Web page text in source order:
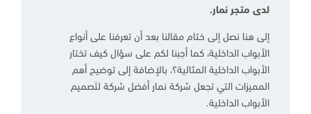
لدى متجر نمار.
إلى هنا نصل إلى ختام مقالنا بعد أن تعرفنا على أنواع
الأبواب الداخلية، كما أجبنا لكم على سؤال كيف تختار
الأبواب الداخلية المثالية؟، بالإضافة إلى توضيح أهم
المميزات التي تجعل شركة نمار أفضل شركة لتَصميم
الأبواب الداخلية.